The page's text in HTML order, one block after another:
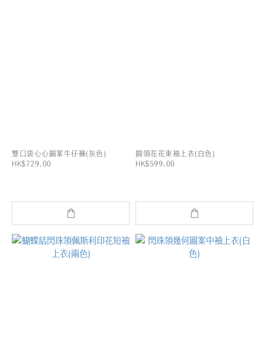
雙口袋心心圖案牛仔褲(灰色)
HK$729.00
圓領花花束袖上衣(白色)
HK$599.00